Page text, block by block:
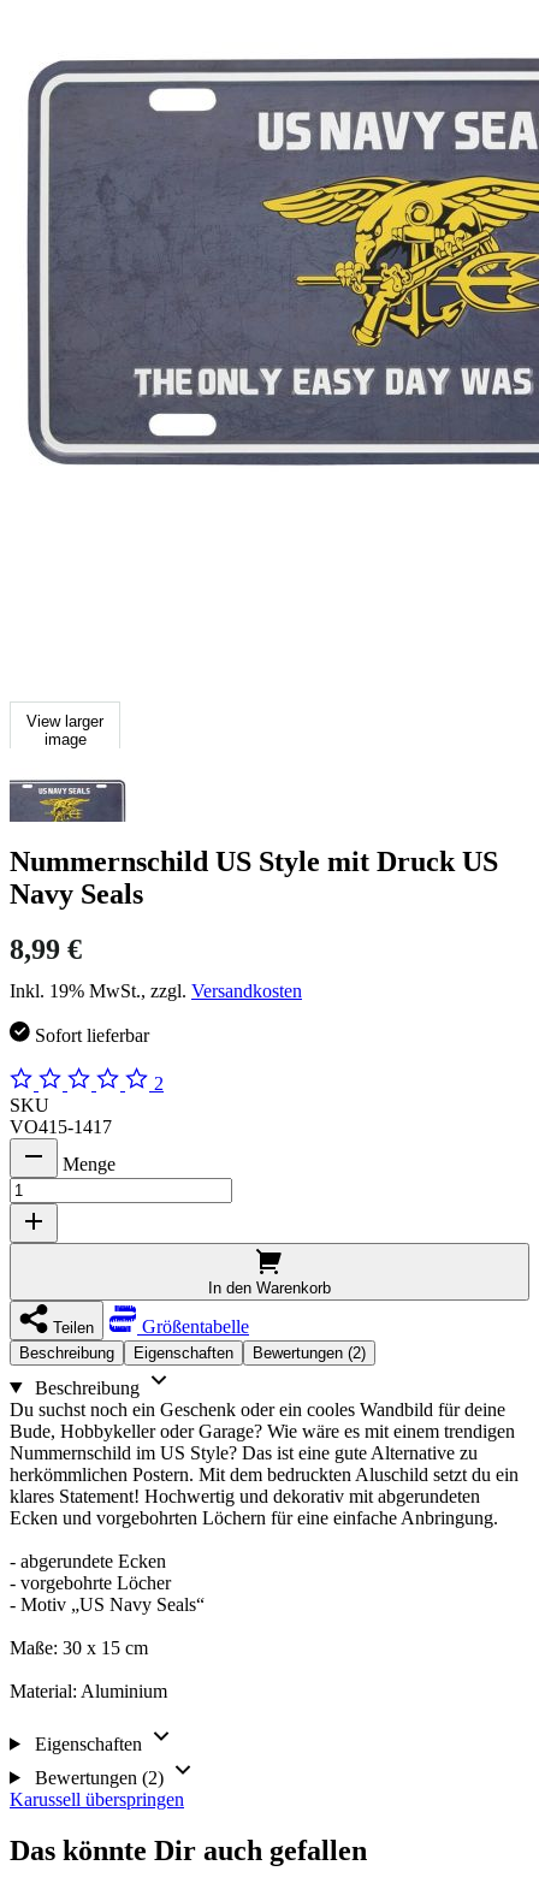
View larger
image
Nummernschild US Style mit Druck US
Navy Seals
8,99 €
Inkl. 19% MwSt., zzgl. Versandkosten
Sofort lieferbar
2
SKU
VO415-1417
Menge
In den Warenkorb
Teilen Größentabelle
Beschreibung Eigenschaften Bewertungen (2)
Beschreibung
Du suchst noch ein Geschenk oder ein cooles Wandbild für deine
Bude, Hobbykeller oder Garage? Wie wäre es mit einem trendigen
Nummernschild im US Style? Das ist eine gute Alternative zu
herkömmlichen Postern. Mit dem bedruckten Aluschild setzt du ein
klares Statement! Hochwertig und dekorativ mit abgerundeten
Ecken und vorgebohrten Löchern für eine einfache Anbringung.
- abgerundete Ecken
- vorgebohrte Löcher
- Motiv „US Navy Seals“
Maße: 30 x 15 cm
Material: Aluminium
Eigenschaften
Bewertungen (2)
Karussell überspringen
Das könnte Dir auch gefallen